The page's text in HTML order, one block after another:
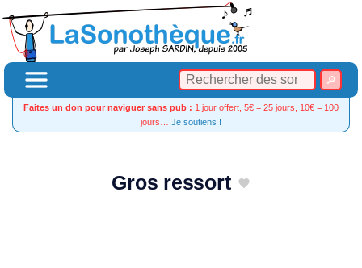
Faites un don pour naviguer sans pub : 1 jour offert, 5€ = 25 jours, 10€ = 100
jours… Je soutiens !
Gros ressort